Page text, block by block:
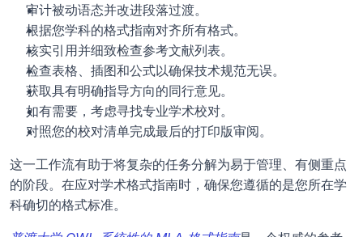
审计被动语态并改进段落过渡。
根据您学科的格式指南对齐所有格式。
核实引用并细致检查参考文献列表。
检查表格、插图和公式以确保技术规范无误。
获取具有明确指导方向的同行意见。
如有需要，考虑寻找专业学术校对。
对照您的校对清单完成最后的打印版审阅。
这一工作流有助于将复杂的任务分解为易于管理、有侧重点
的阶段。在应对学术格式指南时，确保您遵循的是您所在学
科确切的格式标准。